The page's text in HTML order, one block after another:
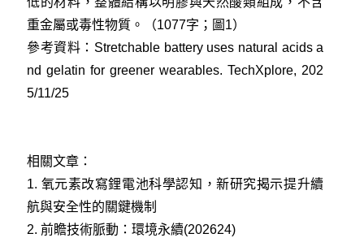
重金屬或毒性物質。（1077字；圖1）
參考資料： Stretchable battery uses natural acids a
nd gelatin for greener wearables. TechXplore, 202
5/11/25
相關文章：
1. 氧元素改寫鋰電池科學認知，新研究揭示提升續
航與安全性的關鍵機制
2. 前瞻技術脈動：環境永續(202624)